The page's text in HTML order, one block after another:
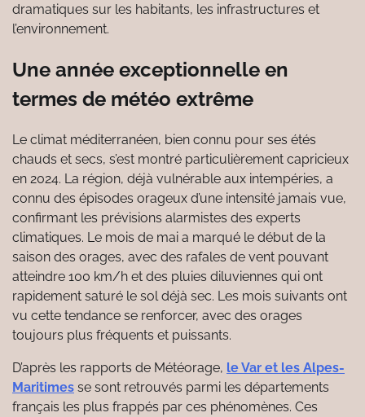
dramatiques sur les habitants, les infrastructures et
l’environnement.
Une année exceptionnelle en
termes de météo extrême
Le climat méditerranéen, bien connu pour ses étés
chauds et secs, s’est montré particulièrement capricieux
en 2024. La région, déjà vulnérable aux intempéries, a
connu des épisodes orageux d’une intensité jamais vue,
confirmant les prévisions alarmistes des experts
climatiques. Le mois de mai a marqué le début de la
saison des orages, avec des rafales de vent pouvant
atteindre 100 km/h et des pluies diluviennes qui ont
rapidement saturé le sol déjà sec. Les mois suivants ont
vu cette tendance se renforcer, avec des orages
toujours plus fréquents et puissants.
D’après les rapports de Météorage, le Var et les Alpes-
Maritimes se sont retrouvés parmi les départements
français les plus frappés par ces phénomènes. Ces